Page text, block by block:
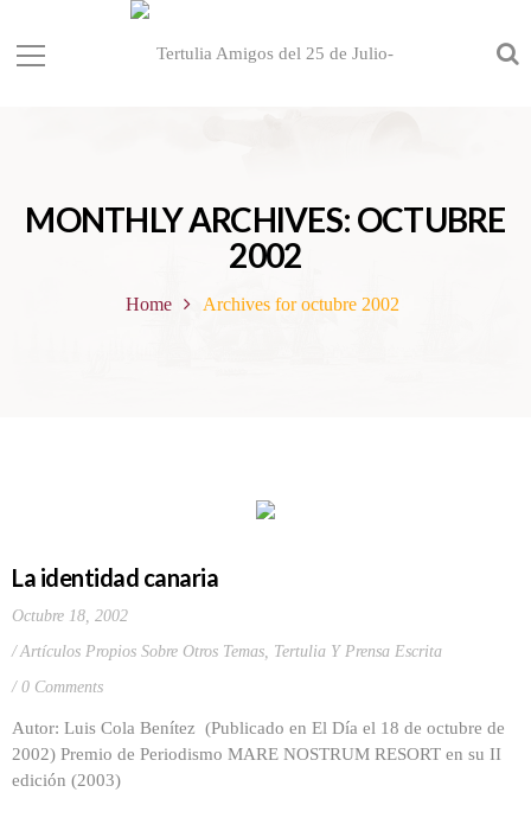
MONTHLY ARCHIVES: OCTUBRE
2002
Home Archives for octubre 2002
La identidad canaria
Octubre 18, 2002
Artículos Propios Sobre Otros Temas, Tertulia Y Prensa Escrita
0 Comments
Autor: Luis Cola Benítez (Publicado en El Día el 18 de octubre de
2002) Premio de Periodismo MARE NOSTRUM RESORT en su II
edición (2003)